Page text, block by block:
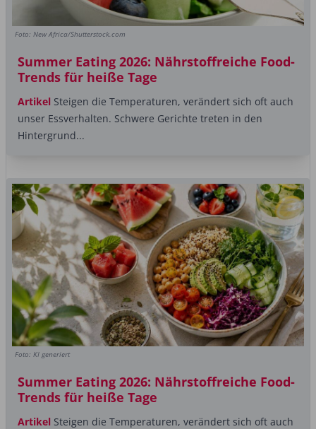
Foto: New Africa/Shutterstock.com
Summer Eating 2026: Nährstoffreiche Food-
Trends für heiße Tage
Artikel Steigen die Temperaturen, verändert sich oft auch
unser Essverhalten. Schwere Gerichte treten in den
Hintergrund...
Foto: KI generiert
Summer Eating 2026: Nährstoffreiche Food-
Trends für heiße Tage
Artikel Steigen die Temperaturen, verändert sich oft auch